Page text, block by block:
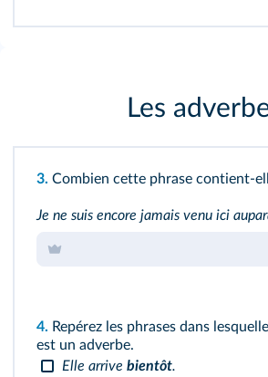
Les
3. Combien cette phrase contient-
Je ne suis encore jamais venu ici
4. Repérez les phrases dans
est un adverbe.
Elle arrive bientôt.